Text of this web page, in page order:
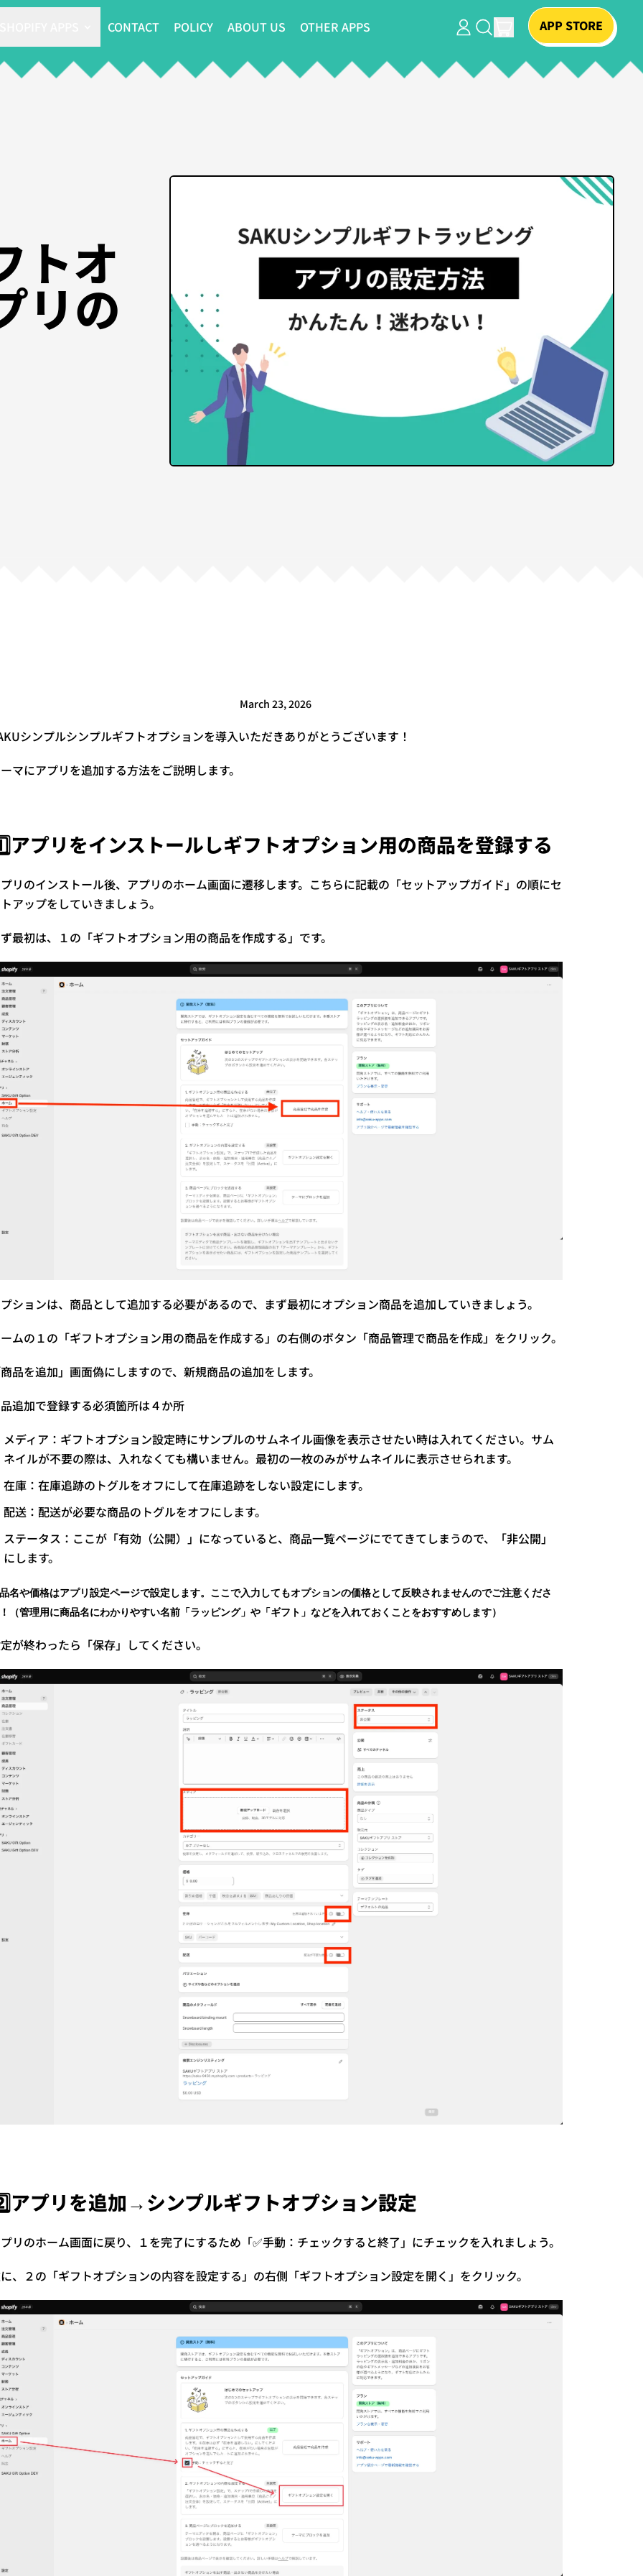
CONTACT POLICY ABOUT US OTHER APPS
LOG SEARCH
SITE
ITEMSAPP STORE
トオ
リの
March 23, 2026
シンプルシンプルギフトオプションを導入いただきありがとうございます！
マにアプリを追加する方法をご説明します。
アプリをインストールしギフトオプション用の商品を登録する
リのインストール後、アプリのホーム画面に遷移します。こちらに記載の「セットアップガイド」の順にセ
アップをしていきましょう。
最初は、１の「ギフトオプション用の商品を作成する」です。
ションは、商品として追加する必要があるので、まず最初にオプション商品を追加していきましょう。
ムの１の「ギフトオプション用の商品を作成する」の右側のボタン「商品管理で商品を作成」をクリック。
品を追加」画面偽にしますので、新規商品の追加をします。
追加で登録する必須箇所は４か所
メディア：ギフトオプション設定時にサンプルのサムネイル画像を表示させたい時は入れてください。サム
ネイルが不要の際は、入れなくても構いません。最初の一枚のみがサムネイルに表示させられます。
在庫：在庫追跡のトグルをオフにして在庫追跡をしない設定にします。
配送：配送が必要な商品のトグルをオフにします。
ステータス：ここが「有効（公開）」になっていると、商品一覧ページにでてきてしまうので、「非公開」
にします。
名や価格はアプリ設定ページで設定します。ここで入力してもオプションの価格として反映されませんのでご注意くださ
（管理用に商品名にわかりやすい名前「ラッピング」や「ギフト」などを入れておくことをおすすめします）
が終わったら「保存」してください。
アプリを追加→シンプルギフトオプション設定
リのホーム画面に戻り、１を完了にするため「✅️手動：チェックすると終了」にチェックを入れましょう。
、２の「ギフトオプションの内容を設定する」の右側「ギフトオプション設定を開く」をクリック。